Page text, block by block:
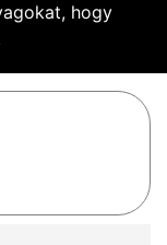
hogy